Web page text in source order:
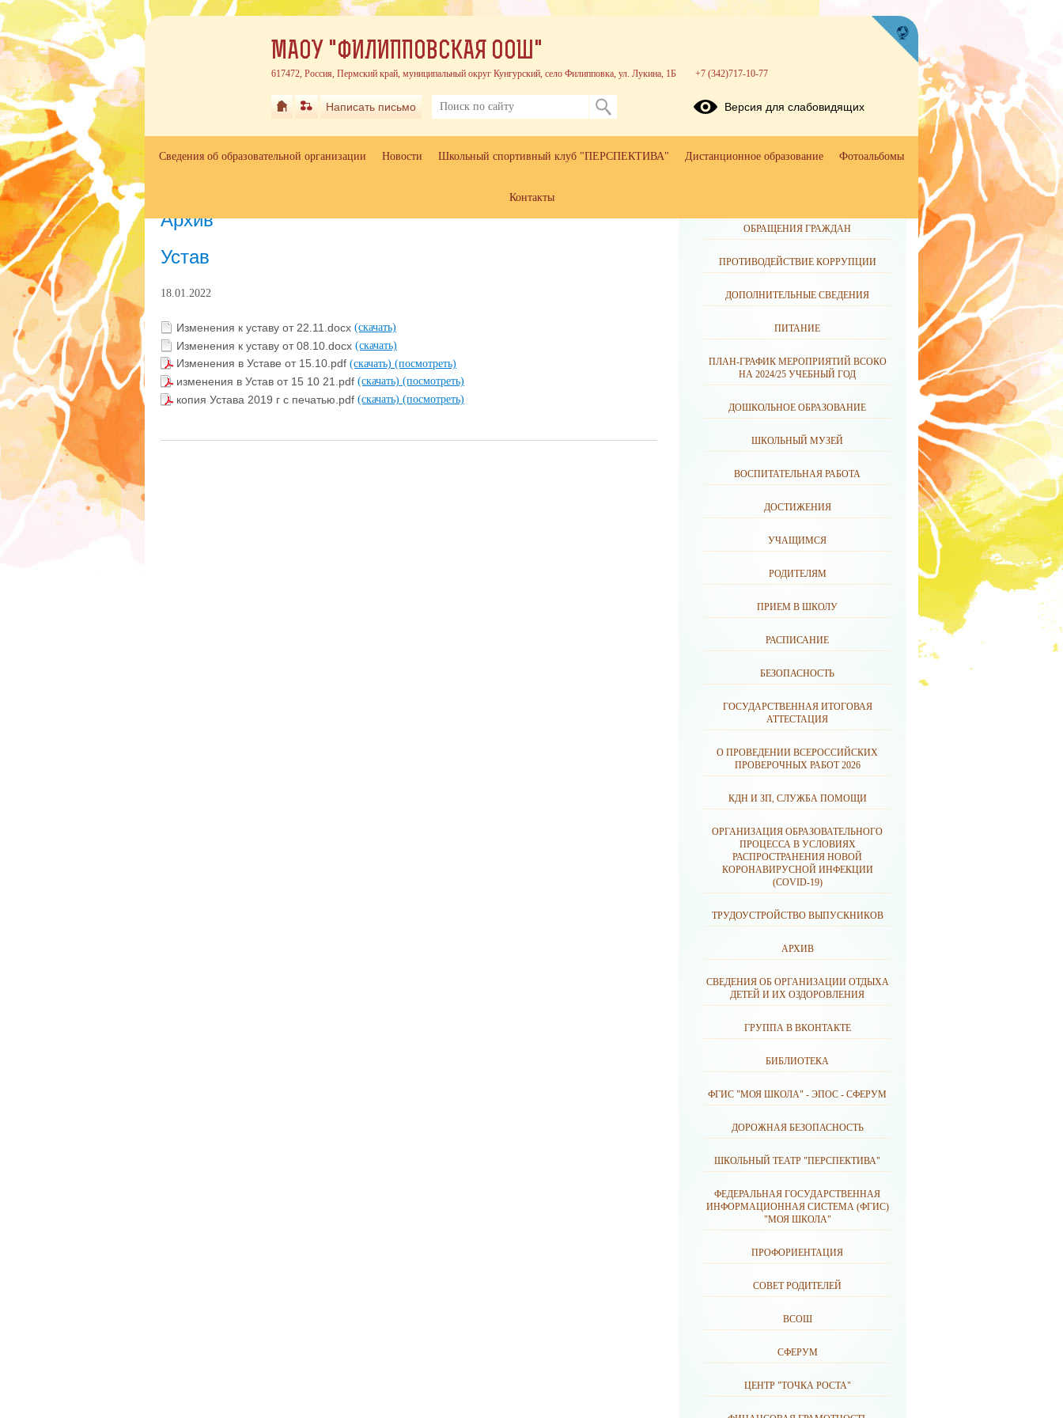
Архив
Устав
18.01.2022
Изменения к уставу от 22.11.docx (скачать)
Изменения к уставу от 08.10.docx (скачать)
Изменения в Уставе от 15.10.pdf (скачать) (посмотреть)
изменения в Устав от 15 10 21.pdf (скачать) (посмотреть)
копия Устава 2019 г с печатью.pdf (скачать) (посмотреть)
ОБРАЩЕНИЯ ГРАЖДАН
ПРОТИВОДЕЙСТВИЕ КОРРУПЦИИ
ДОПОЛНИТЕЛЬНЫЕ СВЕДЕНИЯ
ПИТАНИЕ
ПЛАН-ГРАФИК МЕРОПРИЯТИЙ ВСОКО
НА 2024/25 УЧЕБНЫЙ ГОД
ДОШКОЛЬНОЕ ОБРАЗОВАНИЕ
ШКОЛЬНЫЙ МУЗЕЙ
ВОСПИТАТЕЛЬНАЯ РАБОТА
ДОСТИЖЕНИЯ
УЧАЩИМСЯ
РОДИТЕЛЯМ
ПРИЕМ В ШКОЛУ
РАСПИСАНИЕ
БЕЗОПАСНОСТЬ
ГОСУДАРСТВЕННАЯ ИТОГОВАЯ
АТТЕСТАЦИЯ
О ПРОВЕДЕНИИ ВСЕРОССИЙСКИХ
ПРОВЕРОЧНЫХ РАБОТ 2026
КДН И ЗП, СЛУЖБА ПОМОЩИ
ОРГАНИЗАЦИЯ ОБРАЗОВАТЕЛЬНОГО
ПРОЦЕССА В УСЛОВИЯХ
РАСПРОСТРАНЕНИЯ НОВОЙ
КОРОНАВИРУСНОЙ ИНФЕКЦИИ
(CОVID-19)
ТРУДОУСТРОЙСТВО ВЫПУСКНИКОВ
АРХИВ
СВЕДЕНИЯ ОБ ОРГАНИЗАЦИИ ОТДЫХА
ДЕТЕЙ И ИХ ОЗДОРОВЛЕНИЯ
ГРУППА В ВКОНТАКТЕ
БИБЛИОТЕКА
ФГИС "МОЯ ШКОЛА" - ЭПОС - СФЕРУМ
ДОРОЖНАЯ БЕЗОПАСНОСТЬ
ШКОЛЬНЫЙ ТЕАТР "ПЕРСПЕКТИВА"
ФЕДЕРАЛЬНАЯ ГОСУДАРСТВЕННАЯ
ИНФОРМАЦИОННАЯ СИСТЕМА (ФГИС)
"МОЯ ШКОЛА"
ПРОФОРИЕНТАЦИЯ
СОВЕТ РОДИТЕЛЕЙ
ВСОШ
СФЕРУМ
ЦЕНТР "ТОЧКА РОСТА"
МАОУ "ФИЛИППОВСКАЯ ООШ"
617472, Россия, Пермский край, муниципальный округ Кунгурский, село Филипповка, ул. Лукина, 1Б +7 (342)717-10-77
Написать письмо Версия для слабовидящих
Сведения об образовательной организации Новости Школьный спортивный клуб "ПЕРСПЕКТИВА" Дистанционное образование Фотоальбомы
Контакты